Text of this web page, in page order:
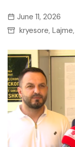
June 11, 2026
kryesore, Lajme,